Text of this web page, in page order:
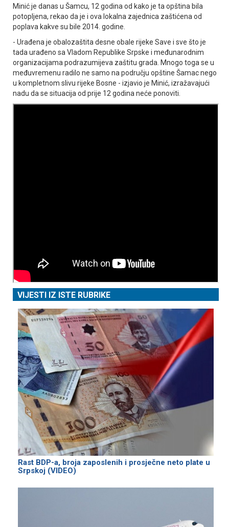
Minić je danas u Šamcu, 12 godina od kako je ta opština bila
potopljena, rekao da je i ova lokalna zajednica zaštićena od
poplava kakve su bile 2014. godine.
- Urađena je obalozaštita desne obale rijeke Save i sve što je
tada urađeno sa Vladom Republike Srpske i međunarodnim
organizacijama podrazumijeva zaštitu grada. Mnogo toga se u
međuvremenu radilo ne samo na području opštine Šamac nego
u kompletnom slivu rijeke Bosne - izjavio je Minić, izražavajući
nadu da se situacija od prije 12 godina neće ponoviti.
VIJESTI IZ ISTE RUBRIKE
Rast BDP-a, broja zaposlenih i prosječne neto plate u
Srpskoj (VIDEO)